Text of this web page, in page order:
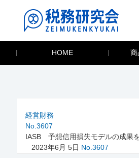
HOME 商
経営財務
No.3607
IASB 予想信用損失モデルの成果
2023年6月 5日 No.3607